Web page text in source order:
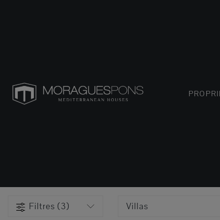
Filtres (3) Villas